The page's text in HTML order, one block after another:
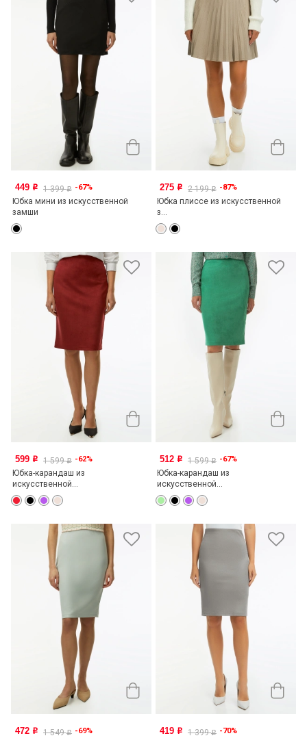
449 o 1 399o -67%
Юбка мини из искусственной
замши
275 o 2 199o -87%
Юбка плиссе из искусственной
з...
599 o 1 599o -62%
Юбка-карандаш из
искусственной...
512 o 1 599o -67%
Юбка-карандаш из
искусственной...
472 o 1 549o -69% 419 o 1 399o -70%